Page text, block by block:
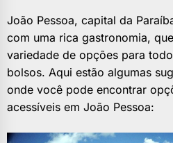
João Pessoa, capital da
com uma rica gastronomia,
variedade de opções para
bolsos. Aqui estão algumas
onde você pode encontrar
acessíveis em João Pessoa: